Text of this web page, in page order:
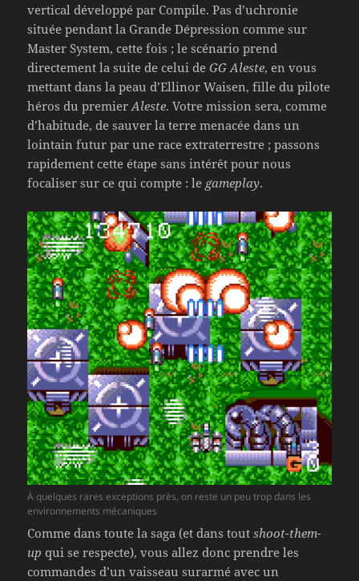
vertical développé par Compile. Pas d’uchronie
située pendant la Grande Dépression comme sur
Master System, cette fois ; le scénario prend
directement la suite de celui deGG Aleste, en vous
mettant dans la peau d’Ellinor Waisen, fille du pilote
héros du premierAleste. Votre mission sera, comme
d’habitude, de sauver la terre menacée dans un
lointain futur par une race extraterrestre ; passons
rapidement cette étape sans intérêt pour nous
focaliser sur ce qui compte : le gameplay.
À quelques rares exceptions près, on reste un peu trop dans les
environnements mécaniques
Comme dans toute la saga (et dans toutshoot-them-
up qui se respecte), vous allez donc prendre les
commandes d’un vaisseau surarmé avec un